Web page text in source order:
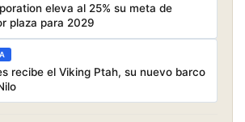
eleva al 25% su meta de
plaza para 2029
recibe el Viking Ptah, su nuevo barco